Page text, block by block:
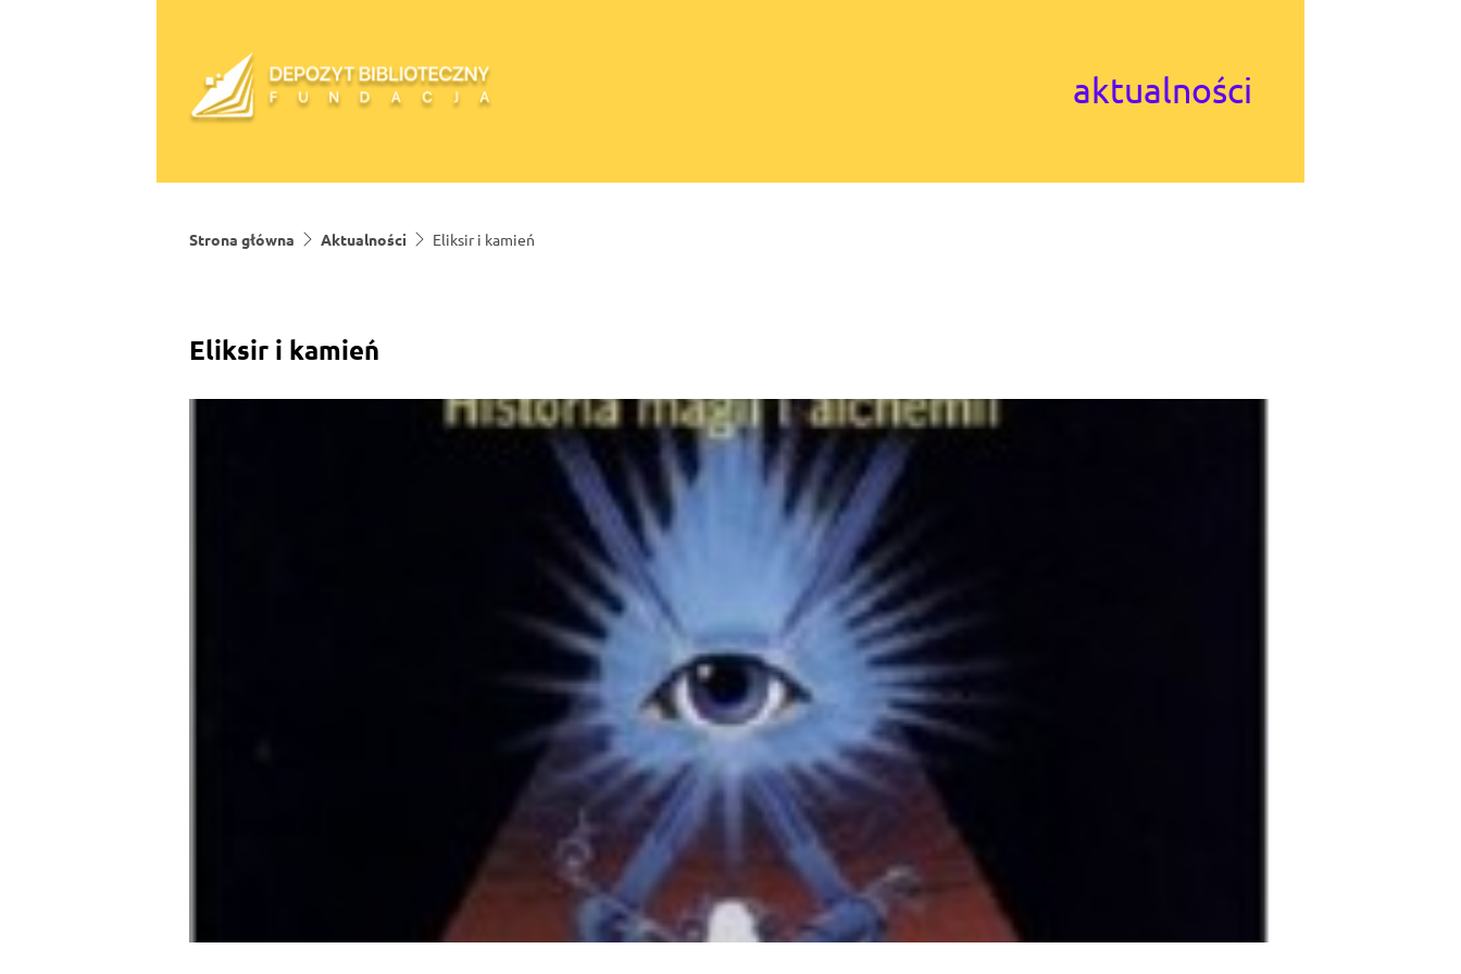
aktualności
Strona główna Aktualności Eliksir i kamień
Eliksir i kamień